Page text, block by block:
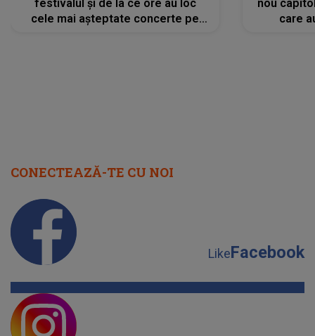
festivalul și de la ce ore au loc
cele mai așteptate concerte pe
nou
care
CONECTEAZĂ-TE CU NOI
LikeFacebook